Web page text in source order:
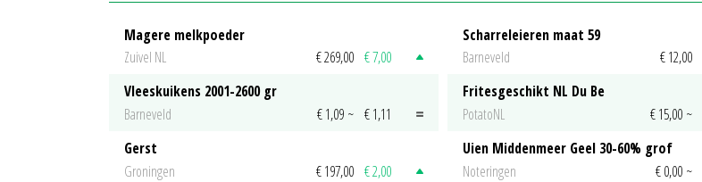
Magere melkpoeder
Zuivel NL
€ 269,00 € 7,00
Vleeskuikens 2001-2600 gr
Barneveld
€ 1,09 ~ € 1,11
Gerst
Groningen
€ 197,00 € 2,00
Scharreleieren maat 59
Barneveld
€ 12,00
Fritesgeschikt NL Du Be
PotatoNL
€ 15,00 ~
Uien Middenmeer Geel 30-60% grof
Noteringen
€ 0,00 ~